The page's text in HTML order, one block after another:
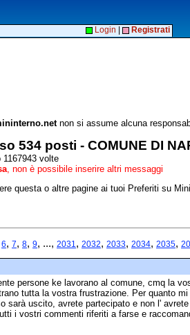
Login Registrati
non si assume alcuna
534 posti - COMUNE DI
volte
, non è possibile inserire altri messaggi
questa o altre pagine ai tuoi Preferiti su
6, 7, 8, 9, ..., 2031, 2032, 2033, 2034, 2035,
persone ke lavorano al comune, cmq la
tutta la vostra frustrazione. Per quanto mi
sarà uscito, avrete partecipato e non l'
i vostri commenti riferiti a farse e